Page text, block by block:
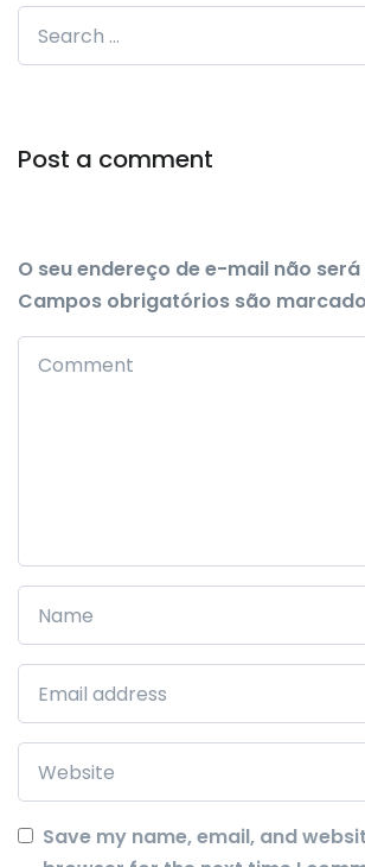
Search for:
Post a comment
O seu endereço de e-mail não
Campos obrigatórios são
Save my name, email, and